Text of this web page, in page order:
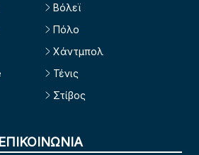
Βόλεϊ
Πόλο
Χάντμπολ
Τένις
Στίβος
ΕΠΙΚΟΙΝΩΝΙΑ